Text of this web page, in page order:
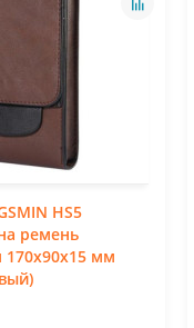
HS5
ремень
170x90x15 мм